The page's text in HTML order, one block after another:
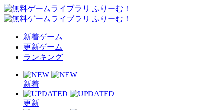
新着ゲーム
更新ゲーム
ランキング
新着
更新